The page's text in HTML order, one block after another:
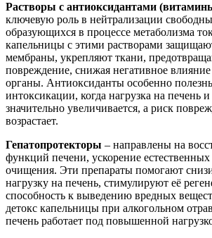
Растворы с антиоксидантами
ключевую роль в нейтрализации
образующихся в процессе метаболизма
капельницы с этими растворами
мембраны, укрепляют ткани,
повреждение, снижая негативное
органы. Антиоксиданты особенно
интоксикации, когда нагрузка на печень
значительно увеличивается, а риск
возрастает.
Гепатопротекторы – направлены на
функций печени, ускорение естественных
очищения. Эти препараты помогают
нагрузку на печень, стимулируют её
способность к выведению вредных
детокс капельницы при алкогольном
печень работает под повышенной